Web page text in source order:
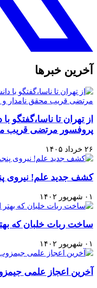
آخرین خبرها
از تهران تا ناسا،گفتگو
پروفسور مرتضی قریب
۲۶ خرداد ۱۴۰۵
کشف جدید علم! نیروی
۰۱ شهریور ۱۴۰۲
ساخت ربات خلبان که
۰۱ شهریور ۱۴۰۲
آخرین اعجاز علمی